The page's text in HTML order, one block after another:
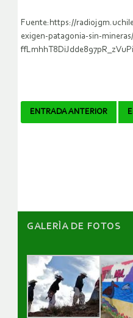
Fuente:https://
exigen-patagonia-sin-
Navegador
ENTRADA ANTERIOR
GALERÌA DE FOTOS